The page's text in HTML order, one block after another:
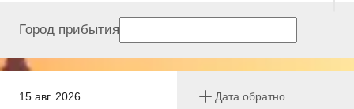
15 авг. 2026 Дата обратно
Город прибытия